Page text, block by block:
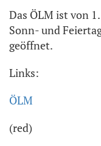
Das ÖLM ist von
Sonn- und
geöffnet.
Links:
ÖLM
(red)